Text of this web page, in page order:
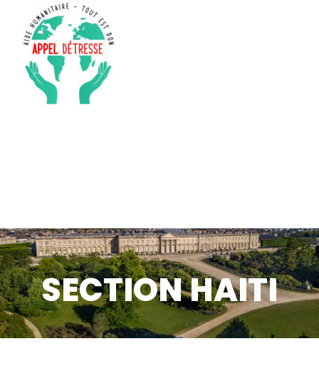
SECTION HAITI